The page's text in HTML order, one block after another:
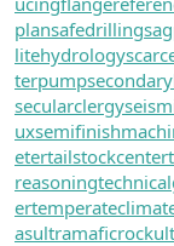
plansafedrilling
litehydrology
terpump
secularclergy
ux
etertailstockcenter
reasoning
er
asultramaficrock